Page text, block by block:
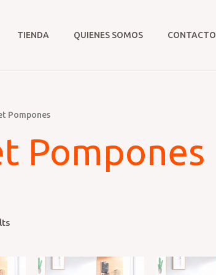
TIENDA QUIENES SOMOS CONTACTO
Pompones
Pompones